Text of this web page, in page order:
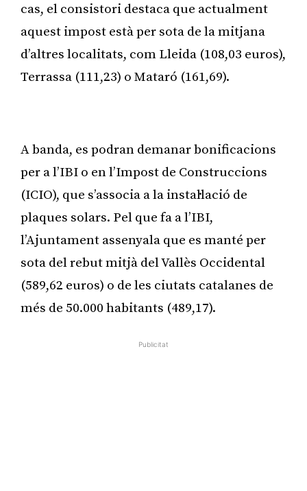
cas, el consistori destaca que actualment
aquest impost està per sota de la mitjana
d’altres localitats, com Lleida (108,03 euros),
Terrassa (111,23) o Mataró (161,69).
A banda, es podran demanar bonificacions
per a l’IBI o en l’Impost de Construccions
(ICIO), que s’associa a la instal·lació de
plaques solars. Pel que fa a l’IBI,
l’Ajuntament assenyala que es manté per
sota del rebut mitjà del Vallès Occidental
(589,62 euros) o de les ciutats catalanes de
més de 50.000 habitants (489,17).
Publicitat